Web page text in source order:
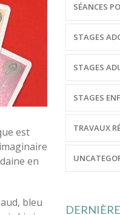
est
en
bleu
SÉANCES
STAGES
STAGES
STAGES
TRAVAUX